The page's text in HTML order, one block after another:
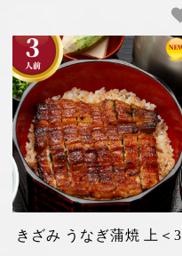
きざみ うなぎ蒲焼 上＜3